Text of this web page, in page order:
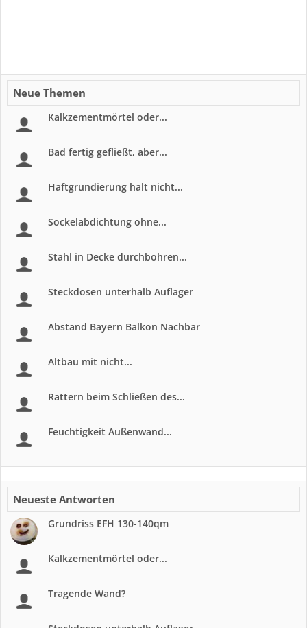
Neue Themen
Kalkzementmörtel oder...
Bad fertig gefließt, aber...
Haftgrundierung halt nicht...
Sockelabdichtung ohne...
Stahl in Decke durchbohren...
Steckdosen unterhalb Auflager
Abstand Bayern Balkon Nachbar
Altbau mit nicht...
Rattern beim Schließen des...
Feuchtigkeit Außenwand...
Neueste Antworten
Grundriss EFH 130-140qm
Kalkzementmörtel oder...
Tragende Wand?